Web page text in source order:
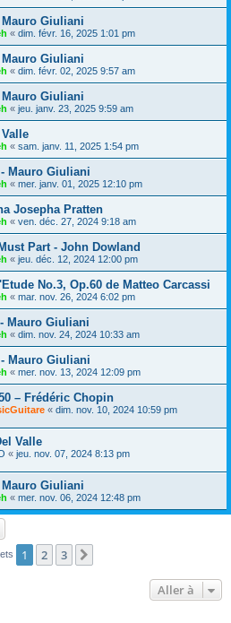
Mauro Giuliani
« dim. févr. 16, 2025 1:01 pm
Mauro Giuliani
« dim. févr. 02, 2025 9:57 am
Mauro Giuliani
« jeu. janv. 23, 2025 9:59 am
« sam. janv. 11, 2025 1:54 pm
Mauro Giuliani
« mer. janv. 01, 2025 12:10 pm
Josepha Pratten
« ven. déc. 27, 2024 9:18 am
Part - John Dowland
« jeu. déc. 12, 2024 12:00 pm
No.3, Op.60 de Matteo Carcassi
« mar. nov. 26, 2024 6:02 pm
Mauro Giuliani
« dim. nov. 24, 2024 10:33 am
Mauro Giuliani
« mer. nov. 13, 2024 12:09 pm
– Frédéric Chopin
« dim. nov. 10, 2024 10:59 pm
Valle
« jeu. nov. 07, 2024 8:13 pm
Mauro Giuliani
« mer. nov. 06, 2024 12:48 pm
1 2 3
Aller à